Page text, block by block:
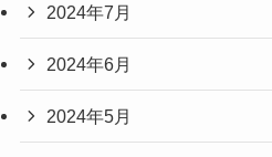
2024年7月
2024年6月
2024年5月